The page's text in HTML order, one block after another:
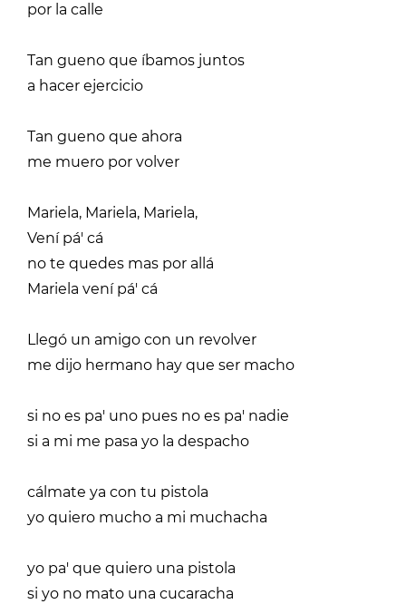
por la calle
Tan gueno que íbamos juntos
a hacer ejercicio
Tan gueno que ahora
me muero por volver
Mariela, Mariela, Mariela,
Vení pá' cá
no te quedes mas por allá
Mariela vení pá' cá
Llegó un amigo con un revolver
me dijo hermano hay que ser macho
si no es pa' uno pues no es pa' nadie
si a mi me pasa yo la despacho
cálmate ya con tu pistola
yo quiero mucho a mi muchacha
yo pa' que quiero una pistola
si yo no mato una cucaracha